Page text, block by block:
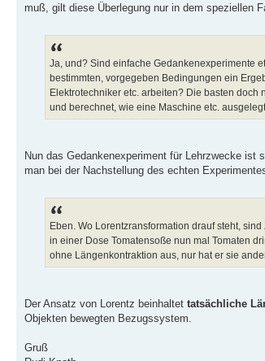
muß, gilt diese Überlegung nur in dem speziellen
Ja, und? Sind einfache Gedankenexperimente
bestimmten, vorgegeben Bedingungen ein
Elektrotechniker etc. arbeiten? Die basten
und berechnet, wie eine Maschine etc.
Nun das Gedankenexperiment für Lehrzwecke
man bei der Nachstellung des echten
Eben. Wo Lorentzransformation drauf steht,
in einer Dose Tomatensoße nun mal Tomaten
ohne Längenkontraktion aus, nur hat er sie
Der Ansatz von Lorentz beinhaltet tatsächliche
Objekten bewegten Bezugssystem.
Gruß